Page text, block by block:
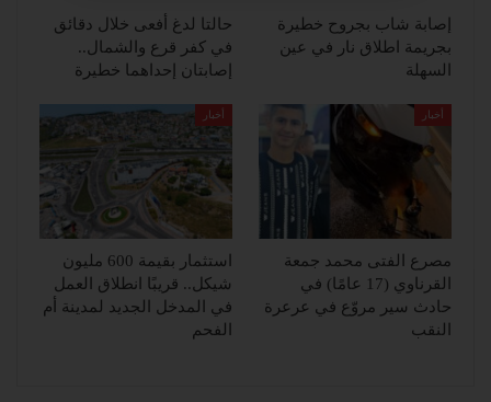
إصابة شاب بجروح خطيرة
بجريمة اطلاق نار في عين
السهلة
حالتا لدغ أفعى خلال دقائق
في كفر قرع والشمال..
إصابتان إحداهما خطيرة
أخبار
مصرع الفتى محمد جمعة
القرناوي (17 عامًا) في
حادث سير مروّع في عرعرة
النقب
أخبار
استثمار بقيمة 600 مليون
شيكل.. قريبًا انطلاق العمل
في المدخل الجديد لمدينة أم
الفحم